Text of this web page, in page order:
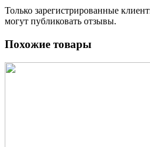
Только зарегистрированные
могут публиковать отзывы.
Похожие товары